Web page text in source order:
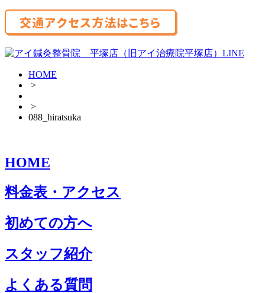
HOME
>
>
088_hiratsuka
HOME
料金表・アクセス
初めての方へ
スタッフ紹介
よくある質問